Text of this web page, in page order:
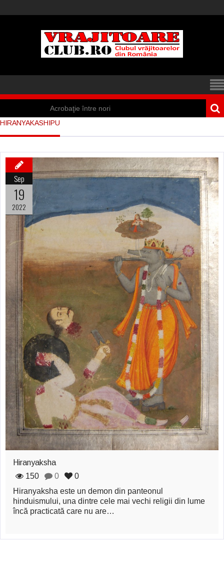
Acrobaţie între nori
Iisus a apărut într-
Marea vânătoare
de vrăjitoare din
Vrăjitoare
zburătoare în Mexic
Magia în Thailanda
Madona lacrimilor
din Siracusa
(Silcilia)
Uimitoarea viaţă a
Teresei Neumann
Derba, un oraş
misterios vizitat şi
de sfântul Petre
Vrăjitorul Merlin şi
regele Arthur
Şi-a vândut soţia
magie neagră
HIRANYAKASHIPU
Sep
19
2022
Hiranyaksha
150
0
0
Hiranyaksha este un demon din panteonul
hinduismului, una dintre cele mai vechi religii din lume
încă practicată care nu are…